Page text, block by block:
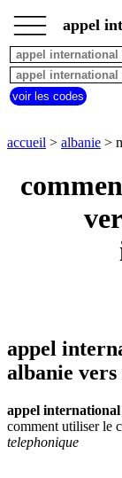
accueil
albanie
appel
depuis
pays
commencant
P Q R S
Z
___
___ appel
voir les codes
accueil > albanie >
appel
albanie
appel international
comment utiliser le
telephonique